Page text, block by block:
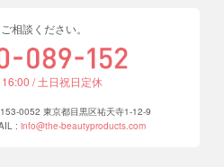
相談ください。
/ 土日祝日定休
0052 東京都目黒区祐天寺1-12-9
: info@the-beautyproducts.com